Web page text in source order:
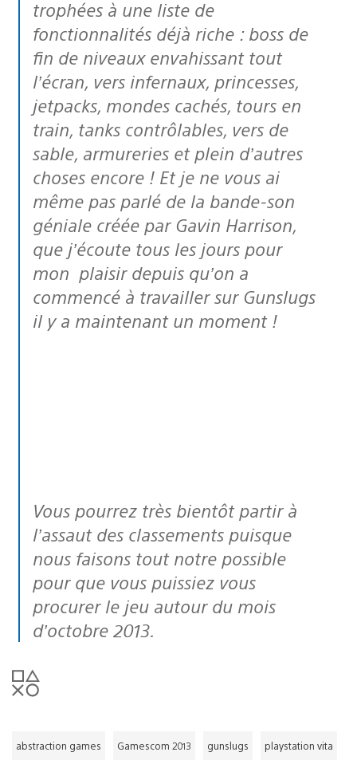
trophées à une liste de
fonctionnalités déjà riche : boss de
fin de niveaux envahissant tout
l’écran, vers infernaux, princesses,
jetpacks, mondes cachés, tours en
train, tanks contrôlables, vers de
sable, armureries et plein d’autres
choses encore ! Et je ne vous ai
même pas parlé de la bande-son
géniale créée par Gavin Harrison,
que j’écoute tous les jours pour
mon plaisir depuis qu’on a
commencé à travailler sur Gunslugs
il y a maintenant un moment !
Vous pourrez très bientôt partir à
l’assaut des classements puisque
nous faisons tout notre possible
pour que vous puissiez vous
procurer le jeu autour du mois
d’octobre 2013.
abstraction games Gamescom 2013 gunslugs playstation vita